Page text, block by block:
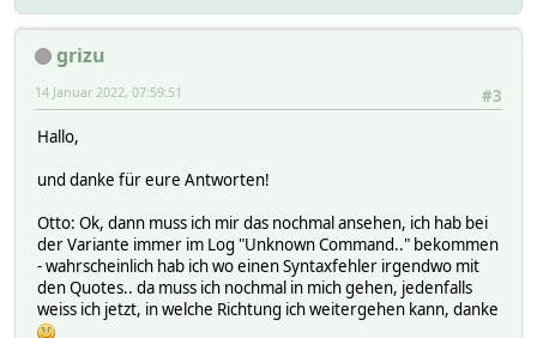
grizu
#3
14 Januar 2022, 07:59:51
Hallo,
und danke für eure Antworten!
Otto: Ok, dann muss ich mir das nochmal ansehen, ich hab bei
der Variante immer im Log "Unknown Command.." bekommen
- wahrscheinlich hab ich wo einen Syntaxfehler irgendwo mit
den Quotes.. da muss ich nochmal in mich gehen, jedenfalls
weiss ich jetzt, in welche Richtung ich weitergehen kann, danke